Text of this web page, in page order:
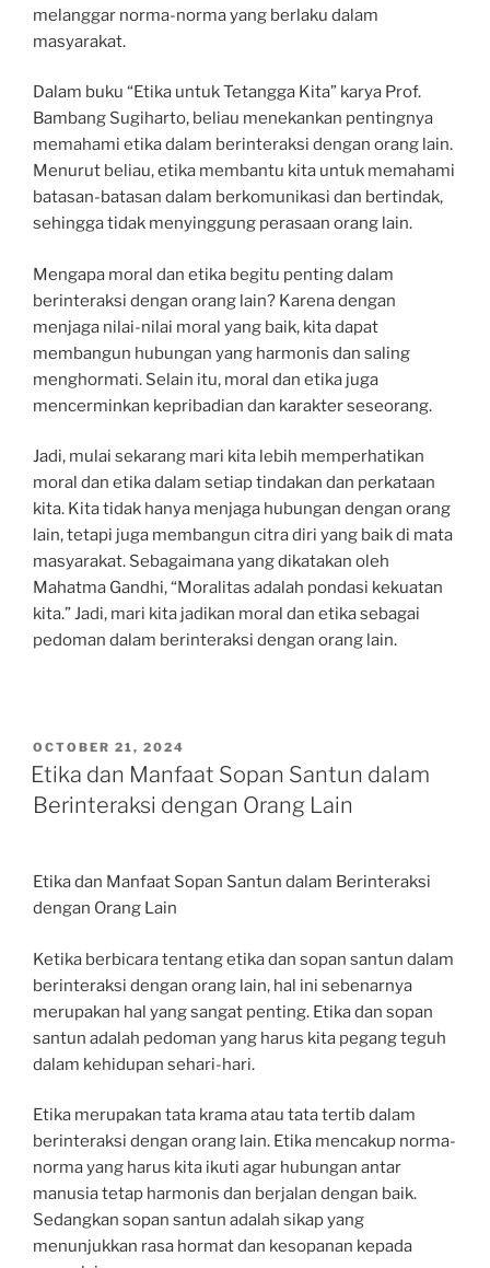
melanggar norma-norma yang berlaku dalam
masyarakat.
Dalam buku “Etika untuk Tetangga Kita” karya Prof.
Bambang Sugiharto, beliau menekankan pentingnya
memahami etika dalam berinteraksi dengan orang lain.
Menurut beliau, etika membantu kita untuk memahami
batasan-batasan dalam berkomunikasi dan bertindak,
sehingga tidak menyinggung perasaan orang lain.
Mengapa moral dan etika begitu penting dalam
berinteraksi dengan orang lain? Karena dengan
menjaga nilai-nilai moral yang baik, kita dapat
membangun hubungan yang harmonis dan saling
menghormati. Selain itu, moral dan etika juga
mencerminkan kepribadian dan karakter seseorang.
Jadi, mulai sekarang mari kita lebih memperhatikan
moral dan etika dalam setiap tindakan dan perkataan
kita. Kita tidak hanya menjaga hubungan dengan orang
lain, tetapi juga membangun citra diri yang baik di mata
masyarakat. Sebagaimana yang dikatakan oleh
Mahatma Gandhi, “Moralitas adalah pondasi kekuatan
kita.” Jadi, mari kita jadikan moral dan etika sebagai
pedoman dalam berinteraksi dengan orang lain.
POSTED
ON
OCTOBER 21, 2024
Etika dan Manfaat Sopan Santun dalam
Berinteraksi dengan Orang Lain
Etika dan Manfaat Sopan Santun dalam Berinteraksi
dengan Orang Lain
Ketika berbicara tentang etika dan sopan santun dalam
berinteraksi dengan orang lain, hal ini sebenarnya
merupakan hal yang sangat penting. Etika dan sopan
santun adalah pedoman yang harus kita pegang teguh
dalam kehidupan sehari-hari.
Etika merupakan tata krama atau tata tertib dalam
berinteraksi dengan orang lain. Etika mencakup norma-
norma yang harus kita ikuti agar hubungan antar
manusia tetap harmonis dan berjalan dengan baik.
Sedangkan sopan santun adalah sikap yang
menunjukkan rasa hormat dan kesopanan kepada